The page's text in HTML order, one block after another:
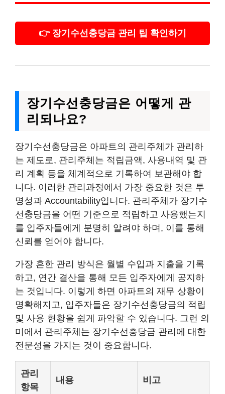
👉 장기수선충당금 관리 팁 확인하기
장기수선충당금은 어떻게 관
리되나요?
장기수선충당금은 아파트의 관리주체가 관리하
는 제도로, 관리주체는 적립금액, 사용내역 및 관
리 계획 등을 체계적으로 기록하여 보관해야 합
니다. 이러한 관리과정에서 가장 중요한 것은 투
명성과 Accountability입니다. 관리주체가 장기수
선충당금을 어떤 기준으로 적립하고 사용했는지
를 입주자들에게 분명히 알려야 하며, 이를 통해
신뢰를 얻어야 합니다.
가장 흔한 관리 방식은 월별 수입과 지출을 기록
하고, 연간 결산을 통해 모든 입주자에게 공지하
는 것입니다. 이렇게 하면 아파트의 재무 상황이
명확해지고, 입주자들은 장기수선충당금의 적립
및 사용 현황을 쉽게 파악할 수 있습니다. 그런 의
미에서 관리주체는 장기수선충당금 관리에 대한
전문성을 가지는 것이 중요합니다.
관리
항목
내용 비고